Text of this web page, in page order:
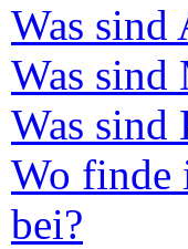
Was sind
Was sind
Was sind
Wo finde
bei?